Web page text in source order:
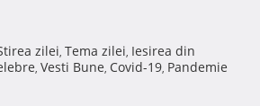
zilei, Tema zilei, Iesirea din
, Vesti Bune, Covid-19, Pandemie